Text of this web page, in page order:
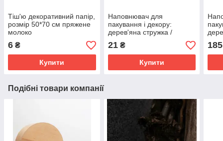
Тіш'ю декоративний папір,
розмір 50*70 см пряжене
молоко
6 ₴
Купити
Наповнювач для
пакування і декору:
дерев'яна стружка /
дерев'яна вовна/, фасовка
50 грам
21₴
Купити
1 кг
185
Подібні товари компанії